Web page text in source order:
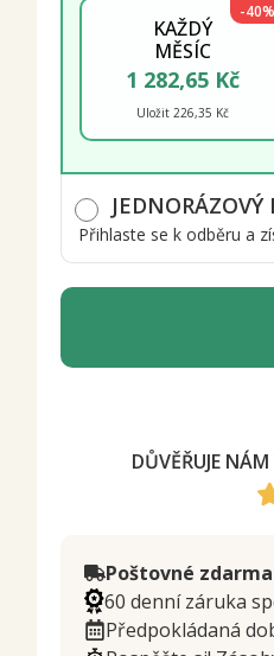
-40%
KAŽDÝ
MĚSÍC
1 282,65 Kč
Uložit 226,35 Kč
Přihlaste se k odběru a
DŮVĚŘUJE
Poštovné zdarma
60 denní záruka
Předpokládaná